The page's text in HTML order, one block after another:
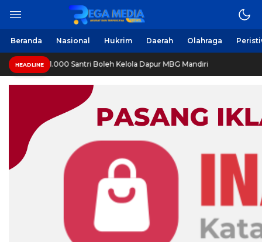
Beranda Nasional Hukrim Daerah Olahraga
HEADLINE
Santri Boleh Kelola Dapur MBG Mandiri